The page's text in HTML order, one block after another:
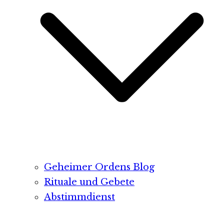
Geheimer Ordens Blog
Rituale und Gebete
Abstimmdienst